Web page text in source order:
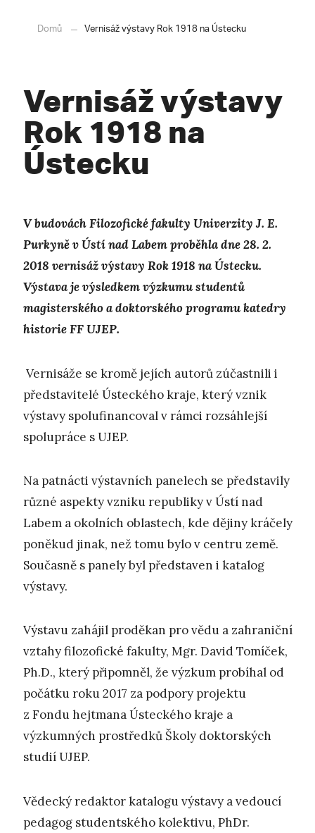
Domů Vernisáž výstavy Rok 1918 na Ústecku
Vernisáž výstavy
Rok 1918 na
Ústecku
V budovách Filozofické fakulty Univerzity J. E.
Purkyně v Ústí nad Labem proběhla dne 28. 2.
2018 vernisáž výstavy Rok 1918 na Ústecku.
Výstava je výsledkem výzkumu studentů
magisterského a doktorského programu katedry
historie FF UJEP.
Vernisáže se kromě jejích autorů zúčastnili i
představitelé Ústeckého kraje, který vznik
výstavy spolufinancoval v rámci rozsáhlejší
spolupráce s UJEP.
Na patnácti výstavních panelech se představily
různé aspekty vzniku republiky v Ústí nad
Labem a okolních oblastech, kde dějiny kráčely
poněkud jinak, než tomu bylo v centru země.
Současně s panely byl představen i katalog
výstavy.
Výstavu zahájil proděkan pro vědu a zahraniční
vztahy filozofické fakulty, Mgr. David Tomíček,
Ph.D., který připomněl, že výzkum probíhal od
počátku roku 2017 za podpory projektu
z Fondu hejtmana Ústeckého kraje a
výzkumných prostředků Školy doktorských
studií UJEP.
Vědecký redaktor katalogu výstavy a vedoucí
pedagog studentského kolektivu, PhDr.